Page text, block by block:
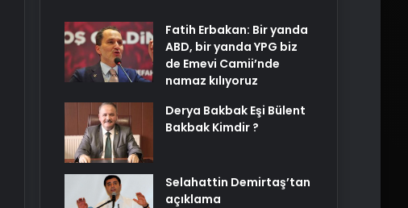
Fatih Erbakan: Bir yanda
ABD, bir yanda YPG biz
de Emevi Camii’nde
namaz kılıyoruz
Derya Bakbak Eşi Bülent
Bakbak Kimdir ?
Selahattin Demirtaş’tan
açıklama